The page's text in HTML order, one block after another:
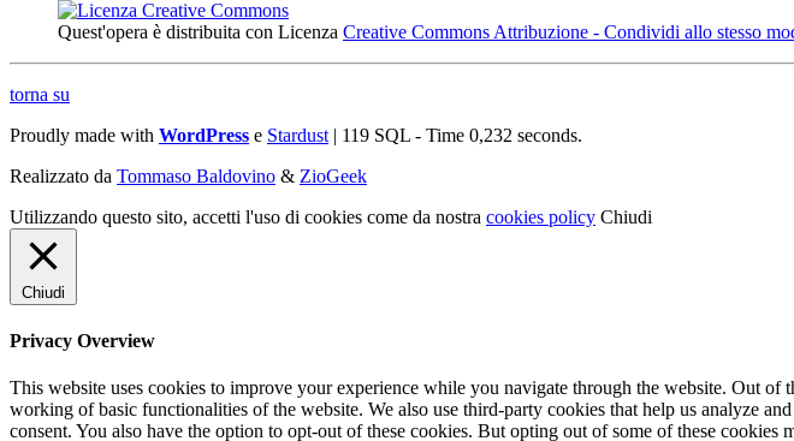
Quest'opera è distribuita con Licenza Creative Commons Attribuzione - Condividi allo stesso
torna su
Proudly made with WordPress e Stardust | 119 SQL - Time 0,232 seconds.
Realizzato da Tommaso Baldovino & ZioGeek
Utilizzando questo sito, accetti l'uso di cookies come da nostra cookies policy Chiudi
Chiudi
Privacy Overview
This website uses cookies to improve your experience while you navigate through the website. Out of
working of basic functionalities of the website. We also use third-party cookies that help us analyze
consent. You also have the option to opt-out of these cookies. But opting out of some of these cookies